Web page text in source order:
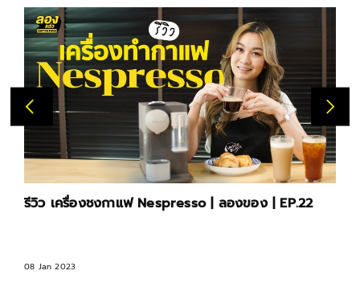
รีวิว เครื่องชงกาแฟ Nespresso | ลองของ | EP.22
08 Jan 2023